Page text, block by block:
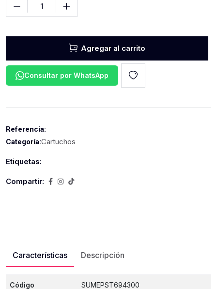
Agregar al carrito
Consultar por WhatsApp
Referencia:
Categoría:Cartuchos
Etiquetas:
Compartir:
Características Descripción
Código SUMEPST694300